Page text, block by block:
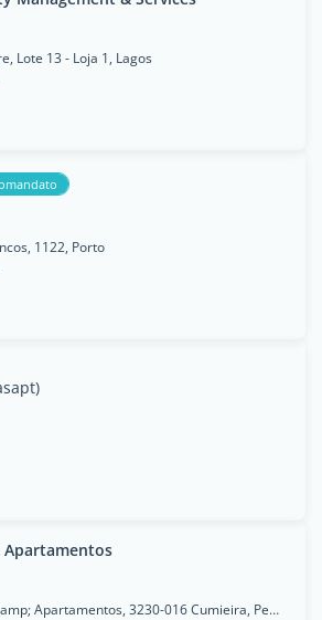
Lote 13 - Loja 1, Lagos
1122, Porto
Apartamentos
Florença Jardins &amp; Apartamentos, 3230-016 Cumieira, Penela